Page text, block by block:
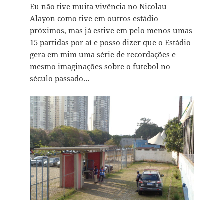
Eu não tive muita vivência no Nicolau
Alayon como tive em outros estádio
próximos, mas já estive em pelo menos umas
15 partidas por aí e posso dizer que o Estádio
gera em mim uma série de recordações e
mesmo imaginações sobre o futebol no
século passado…